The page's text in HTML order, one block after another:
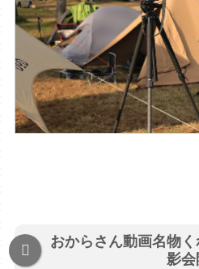
おからさん動画名物
影会